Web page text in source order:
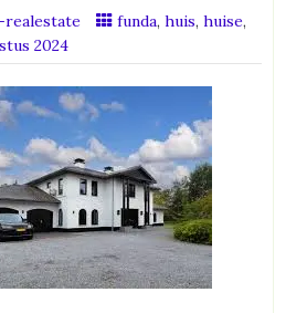
funda, huis, huise,
2024